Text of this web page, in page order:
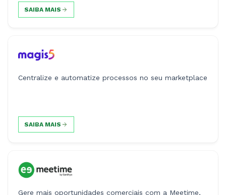
SAIBA MAIS
Centralize e automatize processos no seu marketplace
SAIBA MAIS
Gere mais oportunidades comerciais com a Meetime,